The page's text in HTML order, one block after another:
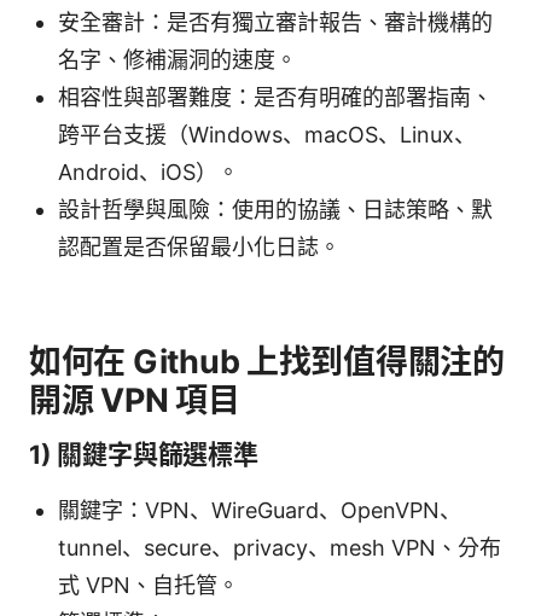
安全審計：是否有獨立審計報告、審計機構的
名字、修補漏洞的速度。
相容性與部署難度：是否有明確的部署指南、
跨平台支援（Windows、macOS、Linux、
Android、iOS）。
設計哲學與風險：使用的協議、日誌策略、默
認配置是否保留最小化日誌。
如何在 Github 上找到值得關注的
開源 VPN 項目
1) 關鍵字與篩選標準
關鍵字：VPN、WireGuard、OpenVPN、
tunnel、secure、privacy、mesh VPN、分布
式 VPN、自托管。